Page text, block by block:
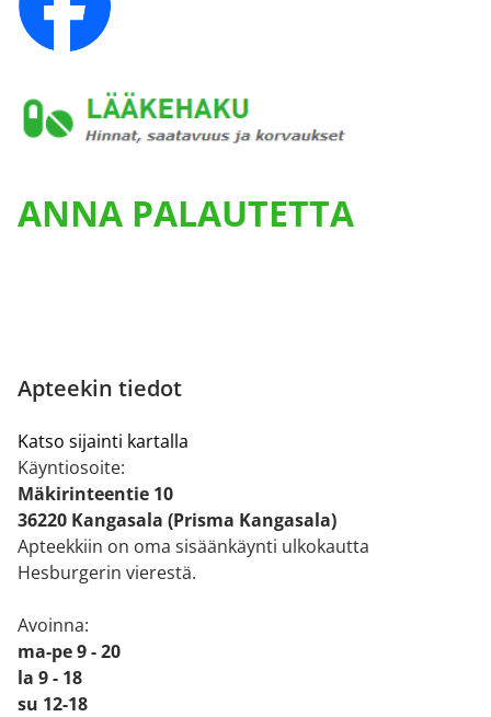
ANNA PALAUTETTA
Apteekin tiedot
Katso sijainti kartalla
Käyntiosoite:
Mäkirinteentie 10
36220 Kangasala (Prisma Kangasala)
Apteekkiin on oma sisäänkäynti ulkokautta
Hesburgerin vierestä.
Avoinna:
ma-pe 9 - 20
la 9 - 18
su 12-18